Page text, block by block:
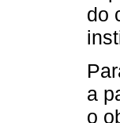
do
a
o